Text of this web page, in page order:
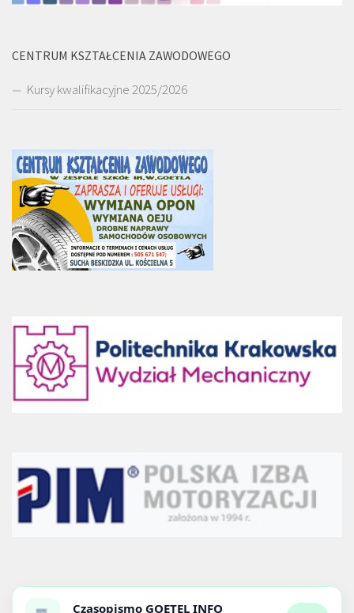
CENTRUM KSZTAŁCENIA ZAWODOWEGO
Kursy kwalifikacyjne 2025/2026
Czasopismo GOETEL INFO